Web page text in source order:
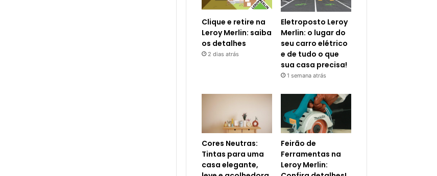
Clique e retire na
Leroy Merlin: saiba
os detalhes
2 dias atrás
Eletroposto Leroy
Merlin: o lugar do
seu carro elétrico
e de tudo o que
sua casa precisa!
1 semana atrás
Cores Neutras:
Tintas para uma
casa elegante,
Feirão de
Ferramentas na
Leroy Merlin: